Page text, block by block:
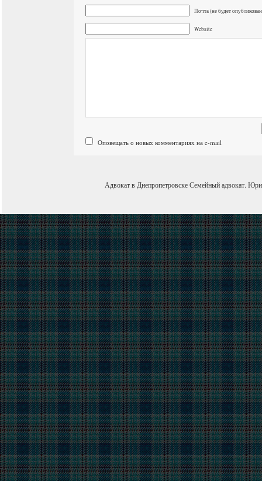
Почта (не будет
Website
Оповещать о новых комментариях на e-mail
Адвокат в ДнепропетровскеСемейный адвокат.